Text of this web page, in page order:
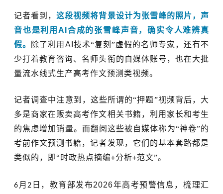
记者看到，这段视频将背景设计为张雪峰的照片，声
音也是利用AI 合成的张雪峰声音，确实令人难辨真
假。
除了利用 AI 技术“复刻”虚假的名师专家， 还有不
少打着教育咨询、名师头衔的自媒体账号，也在大批
量流水线式生产高考作文预测类视频。
记者调查中注意到，这些所谓的“押题”视频背后，大
多是商家在贩卖高考作文相关书籍，利用家长和考生
的焦虑增加销量。而翻阅这些被自媒体称为“神卷”的
考前作文预测书籍，记者发现，它们的基本套路都是
类似的，即“时政热点摘编+分析+范文”。
6 月 2 日，教育部发布2026年高考预警信息，梳理汇